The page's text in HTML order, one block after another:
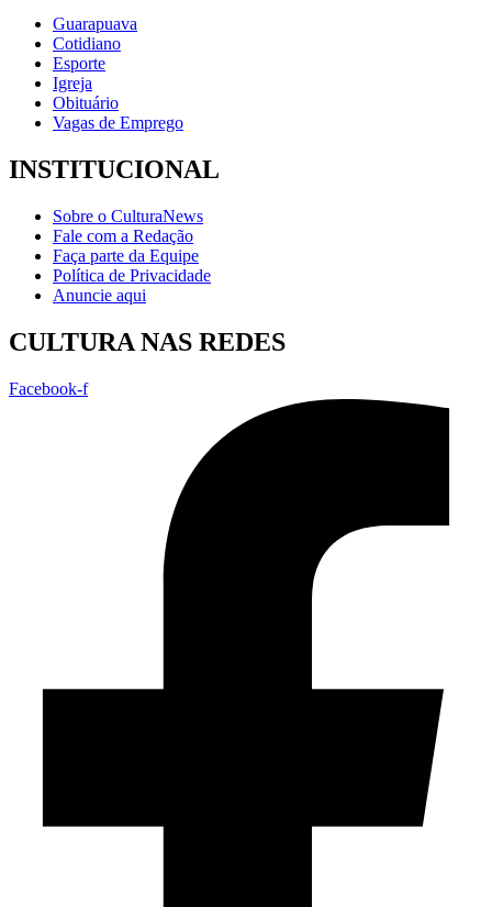
Guarapuava
Cotidiano
Esporte
Igreja
Obituário
Vagas de Emprego
INSTITUCIONAL
Sobre o CulturaNews
Fale com a Redação
Faça parte da Equipe
Política de Privacidade
Anuncie aqui
CULTURA NAS REDES
Facebook-f